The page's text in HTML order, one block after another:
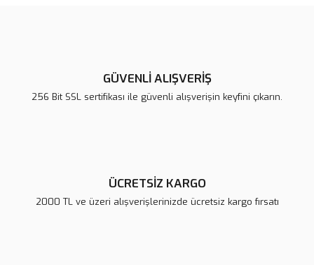
Ürün açıklamasında eksik bilgiler bulunuyor.
GÜVENLİ ALIŞVERİŞ
256 Bit SSL sertifikası ile güvenli alışverişin keyfini çıkarın.
ÜCRETSİZ KARGO
2000 TL ve üzeri alışverişlerinizde ücretsiz kargo fırsatı